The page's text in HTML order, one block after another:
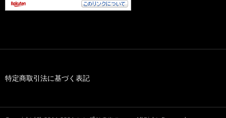
特定商取引法に基づく表記